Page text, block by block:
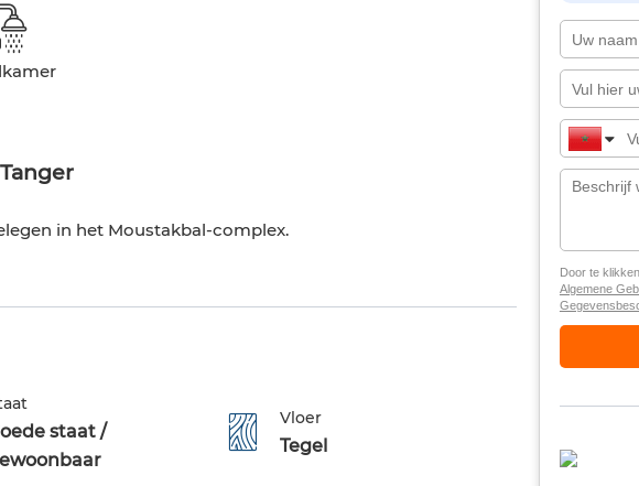
in het Moustakbal-complex.
staat /
Vloer
Tegel
Door te
Algemene